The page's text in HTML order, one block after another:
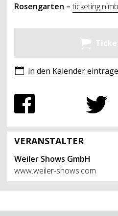
Rosengarten –
in den Kalender
VERANSTALTER
Weiler Shows GmbH
www.weiler-shows.com